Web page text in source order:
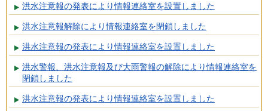
洪水注意報の発表により情報連絡室を設置しました
洪水注意報解除により情報連絡室を閉鎖しました
洪水注意報の発表により情報連絡室を設置しました
洪水警報、洪水注意報及び大雨警報の解除により情報連絡室を
閉鎖しました
洪水注意報の発表により情報連絡室を設置しました